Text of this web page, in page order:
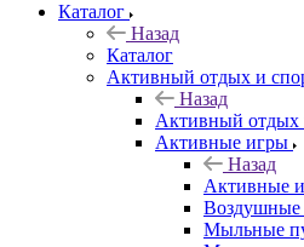
Каталог
Назад
Каталог
Активный отдых и
Назад
Активный отдых
Активные игры
Назад
Активные
Воздушные
Мыльные